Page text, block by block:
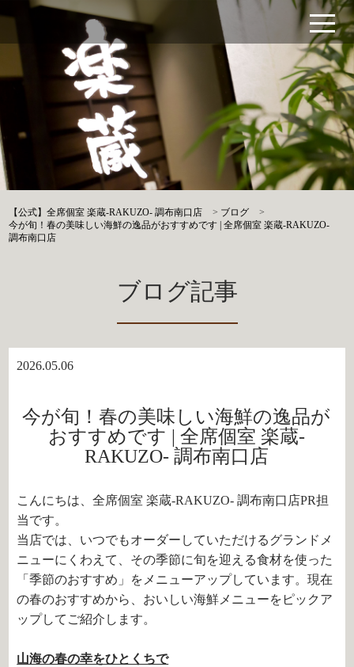
【公式】全席個室 楽蔵‐RAKUZO‐ 調布南口店 > ブログ
>
今が旬！春の美味しい海鮮の逸品がおすすめです | 全席個室 楽蔵‐RAKUZO‐
調布南口店
ブログ記事
2026.05.06
今が旬！春の美味しい海鮮の逸品が
おすすめです | 全席個室 楽蔵‐
RAKUZO‐ 調布南口店
こんにちは、全席個室 楽蔵‐RAKUZO‐ 調布南口店PR担
当です。
当店では、いつでもオーダーしていただけるグランドメ
ニューにくわえて、その季節に旬を迎える食材を使った
「季節のおすすめ」をメニューアップしています。現在
の春のおすすめから、おいしい海鮮メニューをピックア
ップしてご紹介します。
山海の春の幸をひとくちで